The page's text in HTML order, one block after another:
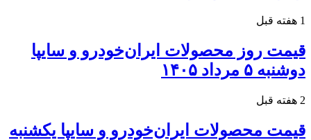
1 هفته قبل
قیمت روز محصولات ایران‌خودرو و سایپا
دوشنبه ۵ مرداد ۱۴۰۵
2 هفته قبل
قیمت محصولات ایران‌خودرو و سایپا یکشنبه